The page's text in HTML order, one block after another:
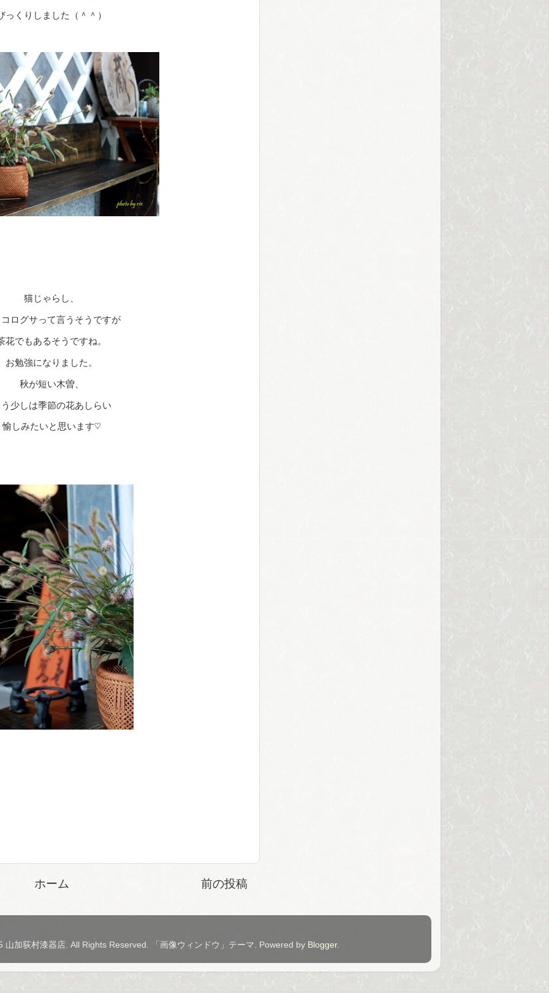
っくりしました（＾＾）
猫じゃらし、
ログサって言うそうですが
花でもあるそうですね。
お勉強になりました。
秋が短い木曽、
少しは季節の花あしらい
愉しみたいと思います♡
前の投稿
ホーム
山加荻村漆器店. All Rights Reserved. 「画像ウィンドウ」テーマ. Powered by Blogger.